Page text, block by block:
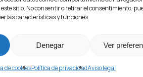
sitio. No consentir o retirar el consentimiento,
características y funciones.
Denegar Ver
de cookiesPolítica de privacidadAviso legal